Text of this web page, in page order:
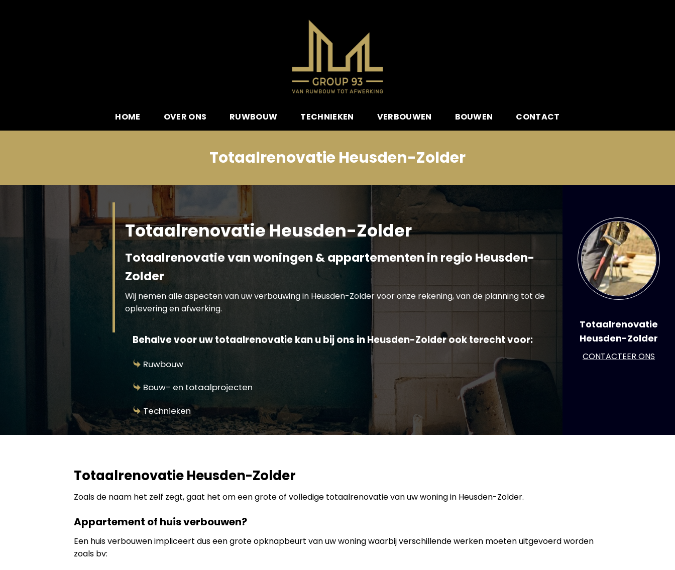
HOME OVER ONS RUWBOUW TECHNIEKEN VERBOUWEN BOUWEN CONTACT
Totaalrenovatie Heusden-Zolder
Totaalrenovatie Heusden-Zolder
Totaalrenovatie van woningen & appartementen in regio Heusden-
Zolder
Wij nemen alle aspecten van uw verbouwing in Heusden-Zolder voor onze rekening, van de planning tot de
oplevering en afwerking.
Behalve voor uw totaalrenovatie kan u bij ons in Heusden-Zolder ook terecht voor:
Ruwbouw
Bouw- en totaalprojecten
Technieken
Totaalrenovatie
Heusden-Zolder
CONTACTEER ONS
Totaalrenovatie Heusden-Zolder
Zoals de naam het zelf zegt, gaat het om een grote of volledige totaalrenovatie van uw woning in Heusden-Zolder.
Appartement of huis verbouwen?
Een huis verbouwen impliceert dus een grote opknapbeurt van uw woning waarbij verschillende werken moeten uitgevoerd worden
zoals bv: